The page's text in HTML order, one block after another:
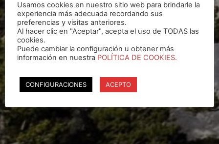
Usamos cookies en nuestro sitio web para brindarle la
experiencia más adecuada recordando sus
preferencias y visitas anteriores.
Al hacer clic en "Aceptar", acepta el uso de TODAS las
cookies.
Puede cambiar la configuración u obtener más
información en nuestra POLÍTICA DE COOKIES.
CONFIGURACIONES ACEPTO